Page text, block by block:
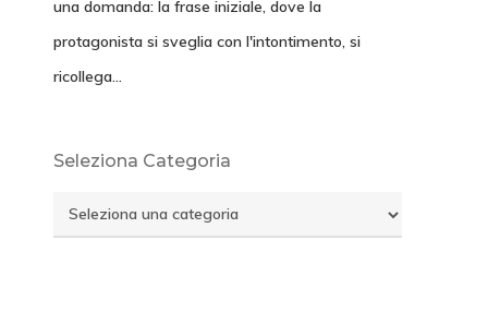
una domanda: la frase iniziale, dove la
protagonista si sveglia con l'intontimento, si
ricollega…
Seleziona Categoria
Seleziona
Categoria